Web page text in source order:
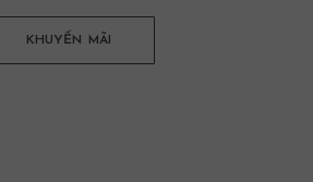
KHUYẾN MÃI